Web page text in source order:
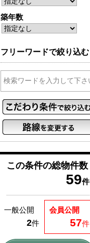
築年数
フリーワードで絞り込む
この条件の総物件数
59件
会員公開
57件
一般公開
2件